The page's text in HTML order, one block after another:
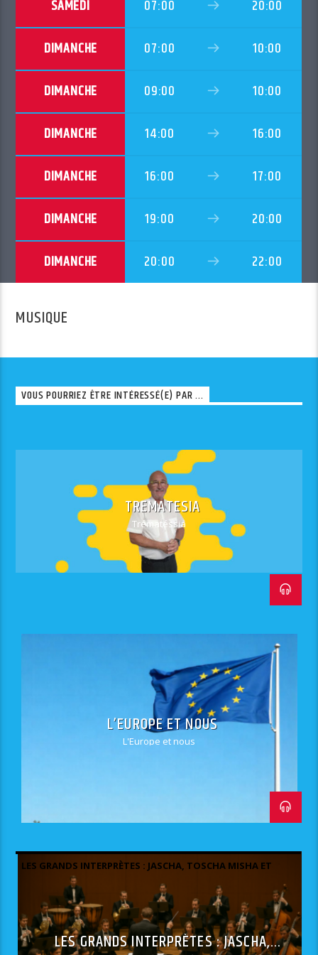
SAMEDI 07:00 20:00
DIMANCHE 07:00 10:00
DIMANCHE 09:00 10:00
DIMANCHE 14:00 16:00
DIMANCHE 16:00 17:00
DIMANCHE 19:00 20:00
DIMANCHE 20:00 22:00
MUSIQUE
VOUS POURRIEZ ÊTRE INTÉRESSÉ(E) PAR ...
TREMATESIA
Trématéssia
L’EUROPE ET NOUS
L'Europe et nous
LES GRANDS INTERPRÈTES : JASCHA, TOSCHA MISHA ET
QUELQUES AUTRES.
LES GRANDS INTERPRÈTES : JASCHA,